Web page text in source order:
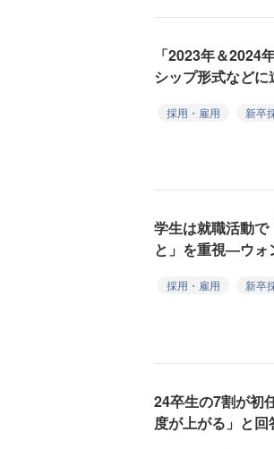
「2023年＆2024
シップ形式など
採用・雇用 新卒
学生は就職活動
と」を重視―ウォ
採用・雇用 新卒
24卒生の7割が初
度が上がる」と